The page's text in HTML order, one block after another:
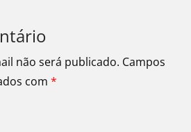
não será publicado. Campos
com *